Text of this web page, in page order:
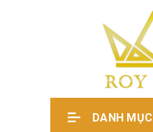
DANH MỤC